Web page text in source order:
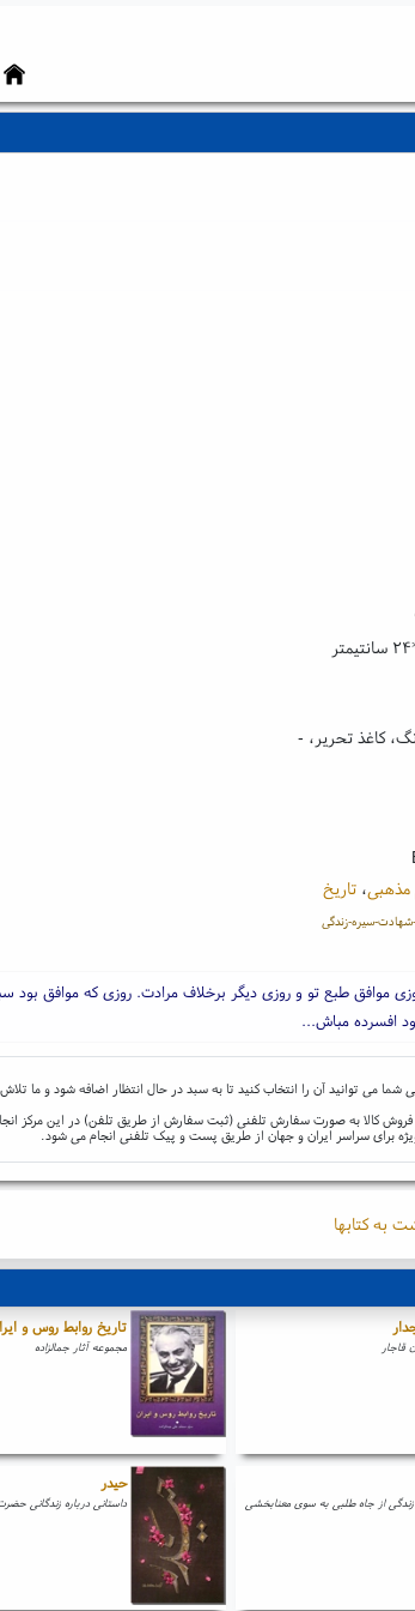
کاغذ تحریر، -
مذهبی،تاریخ
شهادت-سیره-زندگی
موافق طبع تو و روزی دیگر برخلاف مرادت. روزی که موافق
افسرده مباش...
می توانید آن را انتخاب کنید تا به سبد در حال انتظار اضافه شود و ما
فروش کالا به صورت سفارش تلفنی (ثبت سفارش از طریق تلفن) در این مرکز
برای سراسر ایران و جهان از طریق پست و پیک تلفنی انجام می شود.
به کتابها
قاجار
تاریخ روابط روس و
مجموعه آثار جمالزاده
زندگی از جاه طلبی به سوی معنابخشی
حیدر
داستانی درباره زندگانی